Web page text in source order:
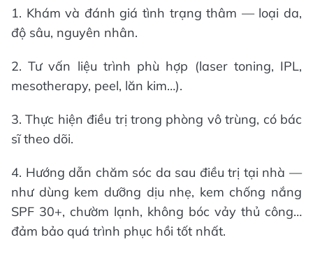
1. Khám và đánh giá tình trạng thâm — loại da,
độ sâu, nguyên nhân.
2. Tư vấn liệu trình phù hợp (laser toning, IPL,
mesotherapy, peel, lăn kim…).
3. Thực hiện điều trị trong phòng vô trùng, có bác
sĩ theo dõi.
4. Hướng dẫn chăm sóc da sau điều trị tại nhà —
như dùng kem dưỡng dịu nhẹ, kem chống nắng
SPF 30+, chườm lạnh, không bóc vảy thủ công…
đảm bảo quá trình phục hồi tốt nhất.